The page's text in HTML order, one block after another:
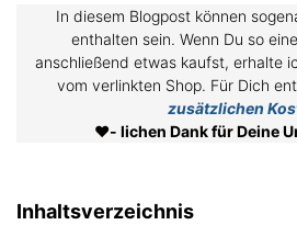
In diesem Blogpost können
enthalten sein. Wenn Du so
anschließend etwas kaufst, erhalte
vom verlinkten Shop. Für Dich
zusätzlichen
❤️- lichen Dank für Deine
Inhaltsverzeichnis